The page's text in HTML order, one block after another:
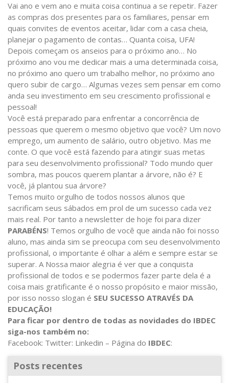
Vai ano e vem ano e muita coisa continua a se repetir. Fazer
as compras dos presentes para os familiares, pensar em
quais convites de eventos aceitar, lidar com a casa cheia,
planejar o pagamento de contas… Quanta coisa, UFA!
Depois começam os anseios para o próximo ano… No
próximo ano vou me dedicar mais a uma determinada coisa,
no próximo ano quero um trabalho melhor, no próximo ano
quero subir de cargo… Algumas vezes sem pensar em como
anda seu investimento em seu crescimento profissional e
pessoal!
Você está preparado para enfrentar a concorrência de
pessoas que querem o mesmo objetivo que você? Um novo
emprego, um aumento de salário, outro objetivo. Mas me
conte. O que você está fazendo para atingir suas metas
para seu desenvolvimento profissional? Todo mundo quer
sombra, mas poucos querem plantar a árvore, não é? E
você, já plantou sua árvore?
Temos muito orgulho de todos nossos alunos que
sacrificam seus sábados em prol de um sucesso cada vez
mais real. Por tanto a newsletter de hoje foi para dizer
PARABÉNS! Temos orgulho de você que ainda não foi nosso
aluno, mas ainda sim se preocupa com seu desenvolvimento
profissional, o importante é olhar a além e sempre estar se
superar. A Nossa maior alegria é ver que a conquista
profissional de todos e se podermos fazer parte dela é a
coisa mais gratificante é o nosso propósito e maior missão,
por isso nosso slogan é SEU SUCESSO ATRAVÉS DA
EDUCAÇÃO!
Para ficar por dentro de todas as novidades do IBDEC
siga-nos também no:
Facebook: Twitter: Linkedin – Página do IBDEC:
Posts recentes